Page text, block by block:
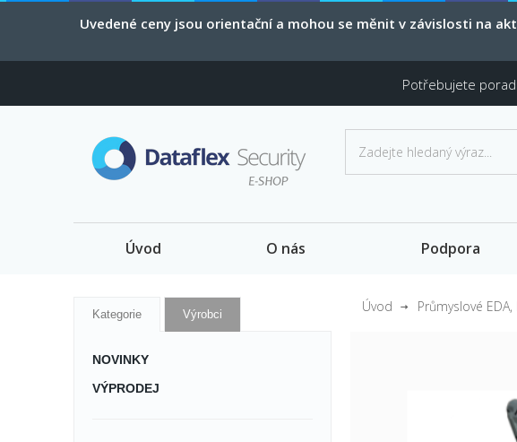
Uvedené ceny jsou orientační a mohou se měnit v závislosti na
Potřebujete
Úvod O nás Podpora
Kategorie Výrobci
NOVINKY
VÝPRODEJ
Úvod Průmyslové EDA,